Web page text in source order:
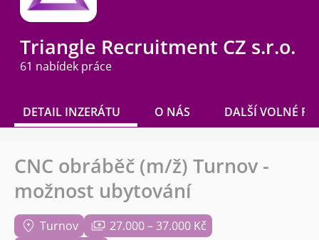
Triangle Recruitment CZ s.r.o.
61 nabídek práce
DETAIL INZERÁTU O NÁS DALŠÍ VOLNÉ
CNC obráběč (m/ž) Turnov -
možnost ubytování
Turnov
27.000 – 37.000 Kč